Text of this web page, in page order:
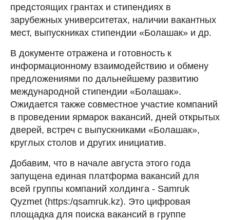
предстоящих грантах и стипендиях в
зарубежных университетах, наличии вакантных
мест, выпускниках стипендии «Болашак» и др.
В документе отражена и готовность к
информационному взаимодействию и обмену
предложениями по дальнейшему развитию
международной стипендии «Болашак».
Ожидается также совместное участие компаний
в проведении ярмарок вакансий, дней открытых
дверей, встреч с выпускниками «Болашак»,
круглых столов и других инициатив.
Добавим, что в начале августа этого года
запущена единая платформа вакансий для
всей группы компаний холдинга - Samruk
Qyzmet (https:/qsamruk.kz). Это цифровая
площадка для поиска вакансий в группе